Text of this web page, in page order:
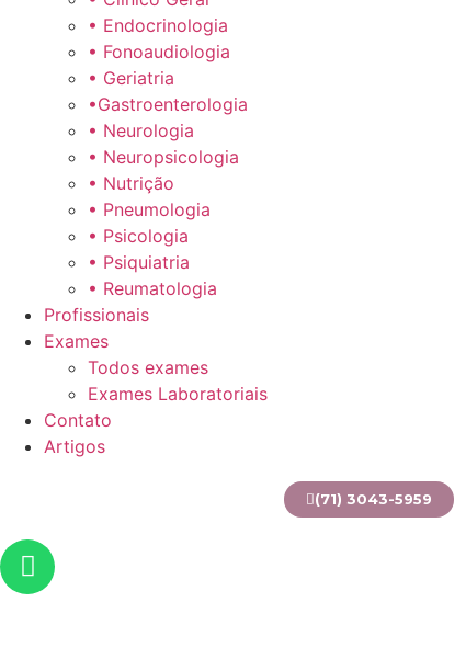
• Endocrinologia
• Fonoaudiologia
• Geriatria
•Gastroenterologia
• Neurologia
• Neuropsicologia
• Nutrição
• Pneumologia
• Psicologia
• Psiquiatria
• Reumatologia
Profissionais
Exames
Todos exames
Exames Laboratoriais
Contato
Artigos
(71) 3043-5959